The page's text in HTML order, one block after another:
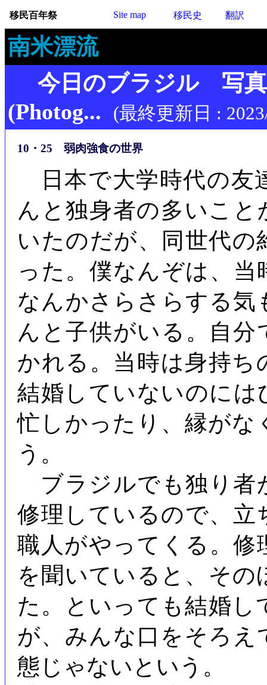
移民百年祭 Site map 移民史 翻訳
南米漂流
今日のブラジル 写
(Photog...
(最終更新日 :
10・25 弱肉強食の世界
日本で大学時代の友
んと独身者の多いこ
いたのだが、同世代
った。僕なんぞは、
なんかさらさらする
んと子供がいる。自
かれる。当時は身持ち
結婚していないのには
忙しかったり、縁がな
う。
ブラジルでも独り者
修理しているので、立
職人がやってくる。修
を聞いていると、そ
た。といっても結婚
が、みんな口をそろ
態じゃないという。